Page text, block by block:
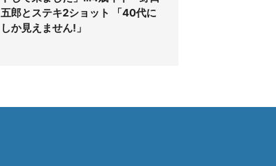
五郎とステキ2ショット 「40代に
しか見えません!」